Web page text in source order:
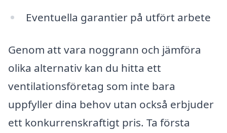
Eventuella garantier på utfört arbete
Genom att vara noggrann och jämföra
olika alternativ kan du hitta ett
ventilationsföretag som inte bara
uppfyller dina behov utan också erbjuder
ett konkurrenskraftigt pris. Ta första